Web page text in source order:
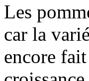
Les
car la
encore